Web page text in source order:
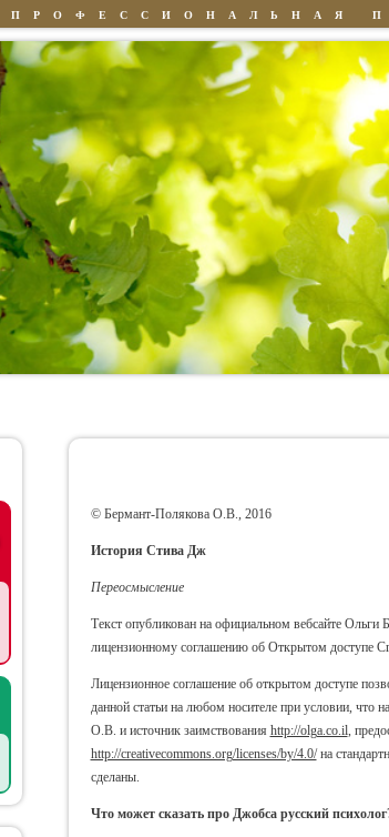
ПРОФЕССИОНАЛЬНАЯ
© Бермант-Полякова О.В., 2016
История Стива Дж
Переосмысление
Текст опубликован на официальном вебсайте Ольги
лицензионному соглашению об Открытом доступе
Лицензионное соглашение об открытом доступе
данной статьи на любом носителе при условии, что
О.В. и источник заимствования http://olga.co.il,
http://creativecommons.org/licenses/by/4.0/на
сделаны.
Что может сказать про Джобса русский